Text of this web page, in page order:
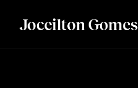
Joceilton Gomes